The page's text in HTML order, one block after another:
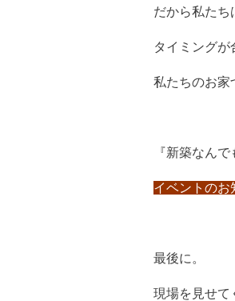
だから私たち
タイミングが
私たちのお家
『新築なん
イベントのお
最後に。
現場を見せて